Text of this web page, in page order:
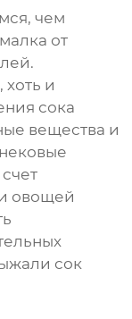
чем
от
и
сока
вещества и
овощей
сок